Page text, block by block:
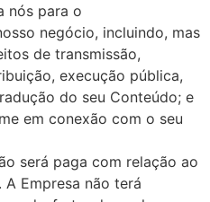
nós para o
negócio, incluindo, mas
de transmissão,
execução pública,
do seu Conteúdo; e
em conexão com o seu
será paga com relação ao
Empresa não terá